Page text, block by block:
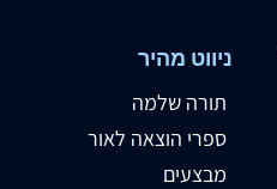
ניווט מהיר
תורה שלמה
ספרי הוצאה לאור
מבצעים